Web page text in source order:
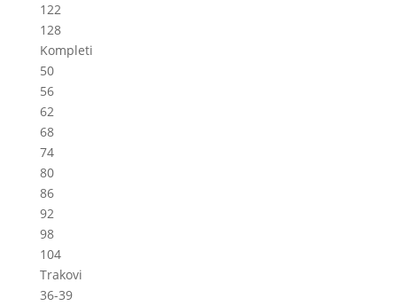
122
128
Kompleti
50
56
62
68
74
80
86
92
98
104
Trakovi
36-39